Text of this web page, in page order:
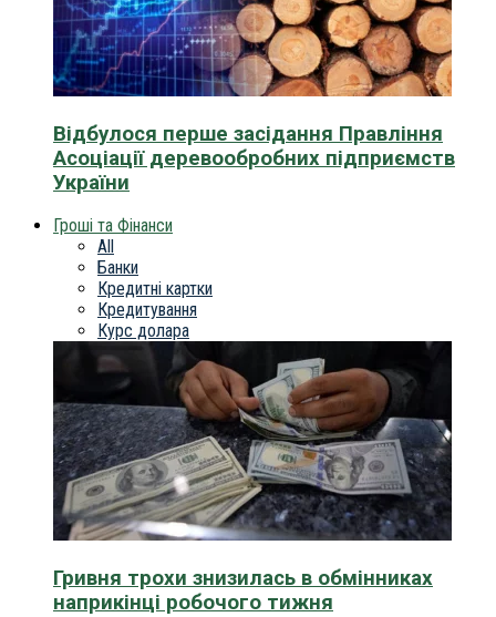
Відбулося перше засідання Правління
Асоціації деревообробних підприємств
України
Гроші та Фінанси
All
Банки
Кредитні картки
Кредитування
Курс долара
Гривня трохи знизилась в обмінниках
наприкінці робочого тижня